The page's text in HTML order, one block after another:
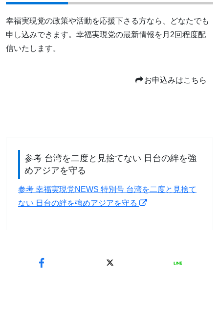
幸福実現党の政策や活動を応援下さる方なら、どなたでも
申し込みできます。幸福実現党の最新情報を月2回程度配
信いたします。
お申込みはこちら
参考 台湾を二度と見捨てない 日台の絆を強
めアジアを守る
参考 幸福実現党NEWS 特別号 台湾を二度と見捨て
ない 日台の絆を強めアジアを守る